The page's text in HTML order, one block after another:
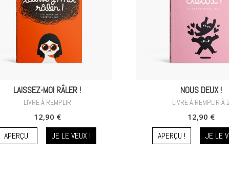
LAISSEZ-MOI RÂLER !
LIVRE À REMPLIR
12,90 €
APERÇU ! JE LE VEUX !
NOUS DEUX !
LIVRE À REMPLIR À 2
12,90 €
APERÇU ! JE LE